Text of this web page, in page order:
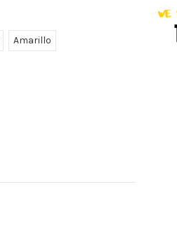
Amarillo